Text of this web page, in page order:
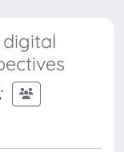
digital
;